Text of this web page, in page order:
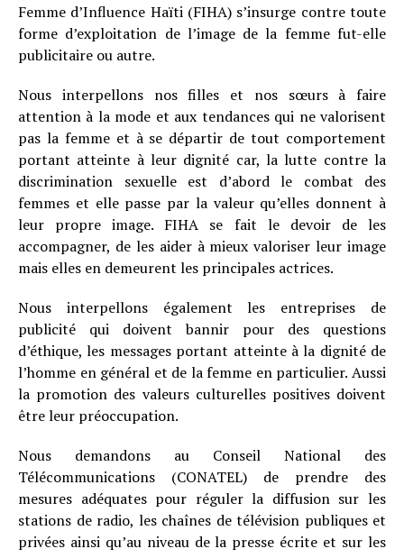
Femme d’Influence Haïti (FIHA) s’insurge contre toute
forme d’exploitation de l’image de la femme fut-elle
publicitaire ou autre.
Nous interpellons nos filles et nos sœurs à faire
attention à la mode et aux tendances qui ne valorisent
pas la femme et à se départir de tout comportement
portant atteinte à leur dignité car, la lutte contre la
discrimination sexuelle est d’abord le combat des
femmes et elle passe par la valeur qu’elles donnent à
leur propre image. FIHA se fait le devoir de les
accompagner, de les aider à mieux valoriser leur image
mais elles en demeurent les principales actrices.
Nous interpellons également les entreprises de
publicité qui doivent bannir pour des questions
d’éthique, les messages portant atteinte à la dignité de
l’homme en général et de la femme en particulier. Aussi
la promotion des valeurs culturelles positives doivent
être leur préoccupation.
Nous demandons au Conseil National des
Télécommunications (CONATEL) de prendre des
mesures adéquates pour réguler la diffusion sur les
stations de radio, les chaînes de télévision publiques et
privées ainsi qu’au niveau de la presse écrite et sur les